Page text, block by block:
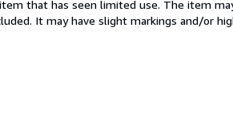
that has seen limited use. The item
It may have slight markings and/or